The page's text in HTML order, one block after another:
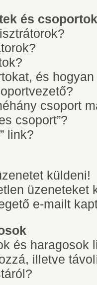
és csoportok
és
csoport
csoport”?
link?
küldeni!
üzeneteket
e-mailt
és haragosok
illetve